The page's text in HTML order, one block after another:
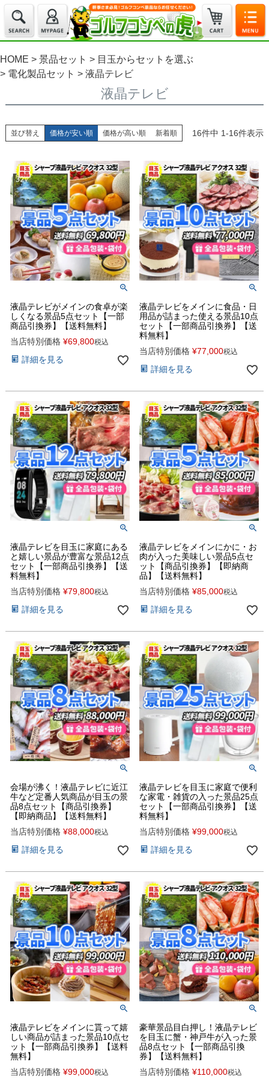
HOME 景品セット
目玉からセットを選ぶ
電化製品セット
液晶テレビ
液晶テレビ
並び替え 価格が安い順 価格が高い順 新着順 16件中 1-16件表示
液晶テレビがメインの食卓が楽
しくなる景品5点セット【一部
商品引換券】【送料無料】
当店特別価格 ¥69,800税込
詳細を見る
液晶テレビをメインに食品・日
用品が詰まった使える景品10点
セット【一部商品引換券】【送
料無料】
当店特別価格 ¥77,000税込
詳細を見る
液晶テレビを目玉に家庭にある
と嬉しい景品が豊富な景品12点
セット【一部商品引換券】【送
料無料】
当店特別価格 ¥79,800税込
詳細を見る
液晶テレビをメインにかに・お
肉が入った美味しい景品5点セ
ット【商品引換券】【即納商
品】【送料無料】
当店特別価格 ¥85,000税込
詳細を見る
会場が沸く！液晶テレビに近江
牛など定番人気商品が目玉の景
品8点セット【商品引換券】
【即納商品】【送料無料】
当店特別価格 ¥88,000税込
詳細を見る
液晶テレビを目玉に家庭で便利
な家電・雑貨の入った景品25点
セット【一部商品引換券】【送
料無料】
当店特別価格 ¥99,000税込
詳細を見る
液晶テレビをメインに貰って嬉
しい商品が詰まった景品10点セ
ット【一部商品引換券】【送料
無料】
当店特別価格 ¥99,000税込
豪華景品目白押し！液晶テレビ
を目玉に蟹・神戸牛が入った景
品8点セット【一部商品引換
券】【送料無料】
当店特別価格 ¥110,000税込